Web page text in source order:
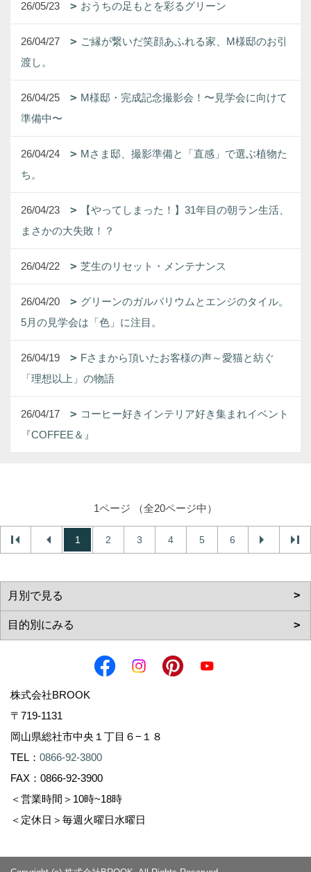
26/05/23 おうちの足もとを彩るグリーン
26/04/27
ご縁が繋いだ笑顔あふれる家、M様邸のお引
渡し。
26/04/25
M様邸・完成記念撮影会！〜見学会に向けて
準備中〜
26/04/24
Mさま邸、撮影準備と「直感」で選ぶ植物た
ち。
26/04/23
【やってしまった！】31年目の朝ラン生活、
まさかの大失敗！？
26/04/22 芝生のリセット・メンテナンス
26/04/20
グリーンのガルバリウムとエンジのタイル。
5月の見学会は「色」に注目。
26/04/19
Fさまから頂いたお客様の声～愛猫と紡ぐ
「理想以上」の物語
26/04/17
コーヒー好きインテリア好き集まれイベント
『COFFEE＆』
1ページ （全20ページ中）
1 2 3 4 5 6
株式会社BROOK
〒719-1131
岡山県総社市中央１丁目６−１８
TEL： 0866-92-3800
FAX：0866-92-3900
＜営業時間＞10時~18時
＜定休日＞毎週火曜日水曜日